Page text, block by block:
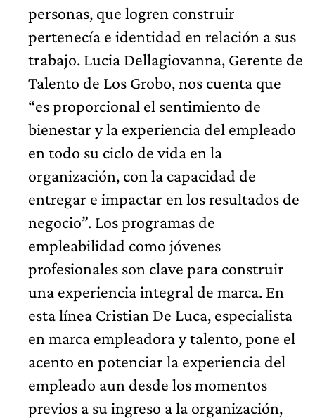
personas, que logren construir
pertenecía e identidad en relación a sus
trabajo. Lucia Dellagiovanna, Gerente de
Talento de Los Grobo, nos cuenta que
“es proporcional el sentimiento de
bienestar y la experiencia del empleado
en todo su ciclo de vida en la
organización, con la capacidad de
entregar e impactar en los resultados de
negocio”. Los programas de
empleabilidad como jóvenes
profesionales son clave para construir
una experiencia integral de marca. En
esta línea Cristian De Luca, especialista
en marca empleadora y talento, pone el
acento en potenciar la experiencia del
empleado aun desde los momentos
previos a su ingreso a la organización,